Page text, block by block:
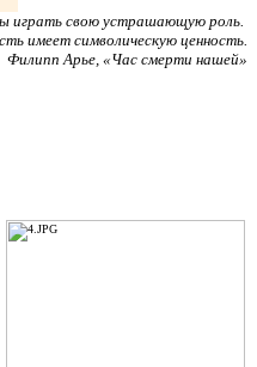
играть свою устрашающую роль.
имеет символическую ценность.
Филипп Арье, «Час смерти нашей»